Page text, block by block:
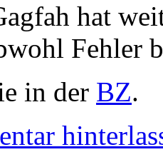
hat
Fehler
in der BZ.